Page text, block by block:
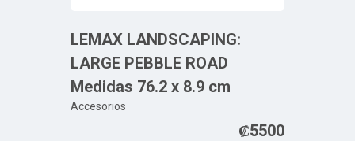
LEMAX LANDSCAPING:
LARGE PEBBLE ROAD
Medidas 76.2 x 8.9 cm
Accesorios
₡5500